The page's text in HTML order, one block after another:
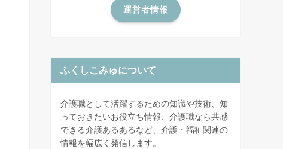
運営者情報
ふくしこみゅについて
介護職として活躍するための知識や技術、知
っておきたいお役立ち情報、介護職なら共感
できる介護あるあるなど、介護・福祉関連の
情報を幅広く発信します。